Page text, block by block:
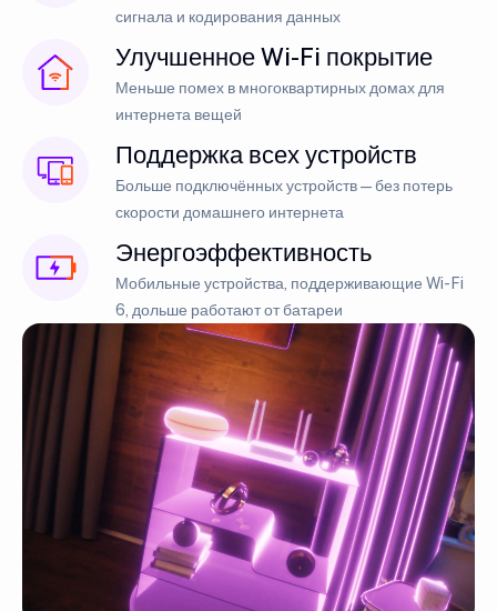
сигнала и кодирования данных
Улучшенное Wi-Fi покрытие
Меньше помех в многоквартирных домах для
интернета вещей
Поддержка всех устройств
Больше подключённых устройств — без потерь
скорости домашнего интернета
Энергоэффективность
Мобильные устройства, поддерживающие Wi-Fi
6, дольше работают от батареи